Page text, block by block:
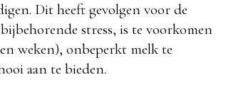
Dit heeft gevolgen voor de
stress, is te voorkomen
weken), onbeperkt melk te
aan te bieden.